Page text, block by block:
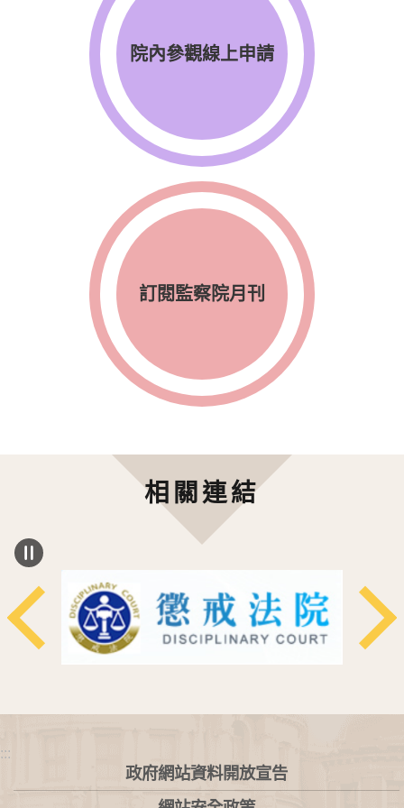
院內參觀線上申請
訂閱監察院月刊
相關連結
:::
政府網站資料開放宣告